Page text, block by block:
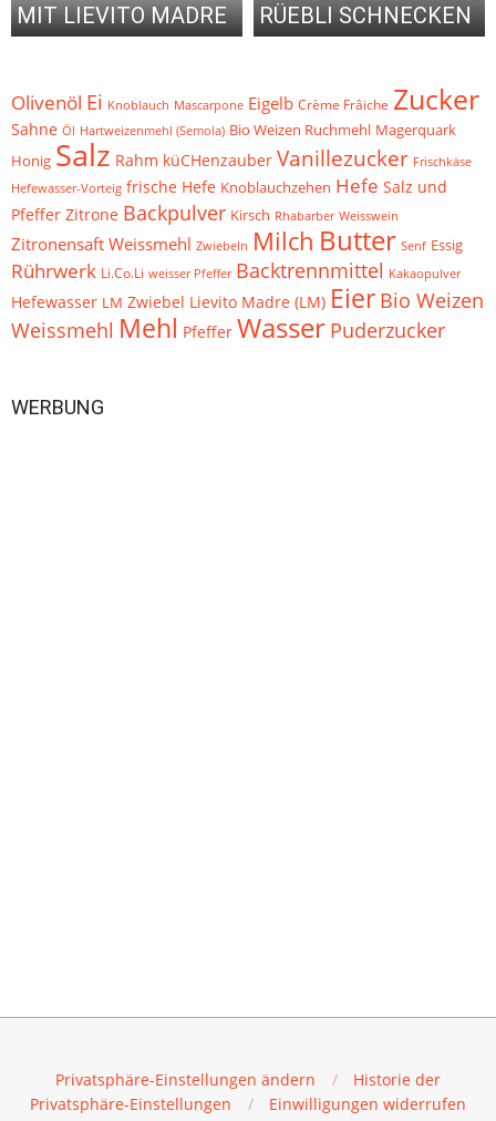
MIT LIEVITO MADRE
RÜEBLI SCHNECKEN
Olivenöl Ei Knoblauch Mascarpone Eigelb Crème Frâiche Zucker
Sahne Öl Hartweizenmehl (Semola) Bio Weizen Ruchmehl Magerquark
Honig Salz Rahm küCHenzauber Vanillezucker Frischkäse
Hefewasser-Vorteig frische Hefe Knoblauchzehen Hefe Salz und
Pfeffer Zitrone Backpulver Kirsch Rhabarber Weisswein
Zitronensaft Weissmehl Zwiebeln Milch Butter Senf Essig
Rührwerk Li.Co.Li weisser Pfeffer Backtrennmittel Kakaopulver
Hefewasser LM Zwiebel Lievito Madre (LM) Eier Bio Weizen
Weissmehl Mehl Pfeffer Wasser Puderzucker
WERBUNG
Privatsphäre-Einstellungen ändern
Historie der
Privatsphäre-Einstellungen
Einwilligungen widerrufen